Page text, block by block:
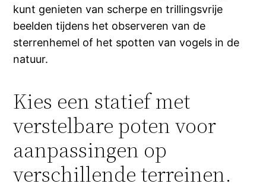
kunt genieten van scherpe en trillingsvrije
beelden tijdens het observeren van de
sterrenhemel of het spotten van vogels in de
natuur.
Kies een statief met
verstelbare poten voor
aanpassingen op
verschillende terreinen.